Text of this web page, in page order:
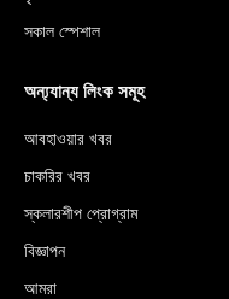
সকাল স্পেশাল
অন্য্যান্য লিংক সমূহ
আবহাওয়ার খবর
চাকরির খবর
স্কলারশীপ প্রোগ্রাম
বিজ্ঞাপন
আমরা